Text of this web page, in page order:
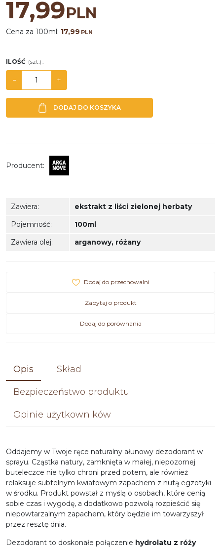
17,99PLN
Cena za 100ml: 17,99 PLN
ILOŚĆ (szt.) :
− +
DODAJ DO KOSZYKA
Producent:
Zawiera:
ekstrakt z liści zielonej herbaty
Pojemność:
100ml
Zawiera olej: arganowy, różany
Dodaj do przechowalni
Zapytaj o produkt
Dodaj do porównania
Opis Skład
Bezpieczeństwo produktu
Opinie użytkowników
Oddajemy w Twoje ręce naturalny ałunowy dezodorant w
sprayu. Cząstka natury, zamknięta w małej, niepozornej
buteleczce nie tylko chroni przed potem, ale również
relaksuje subtelnym kwiatowym zapachem z nutą egzotyki
w środku. Produkt powstał z myślą o osobach, które cenią
sobie czas i wygodę, a dodatkowo pozwolą rozpieścić się
niepowtarzalnym zapachem, który będzie im towarzyszył
przez resztę dnia.
Dezodorant to doskonałe połączenie hydrolatu z róży